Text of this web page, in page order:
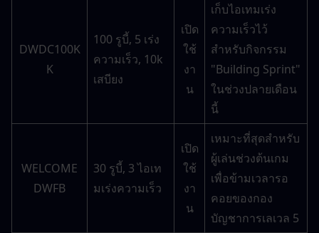
DWDC100K
K
100 รูบี้, 5 เร่ง
ความเร็ว, 10k
เสบียง
เปิด
ใช้
งา
น
เก็บไอเทมเร่ง
ความเร็วไว้
สำหรับกิจกรรม
"Building Sprint"
ในช่วงปลายเดือน
นี้
WELCOME
DWFB
30 รูบี้, 3 ไอเท
มเร่งความเร็ว
เปิด
ใช้
งา
น
เหมาะที่สุดสำหรับ
ผู้เล่นช่วงต้นเกม
เพื่อข้ามเวลารอ
คอยของกอง
บัญชาการเลเวล 5